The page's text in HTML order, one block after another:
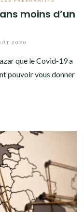
moins d’un
2020
que le Covid-19 a
pouvoir vous donner